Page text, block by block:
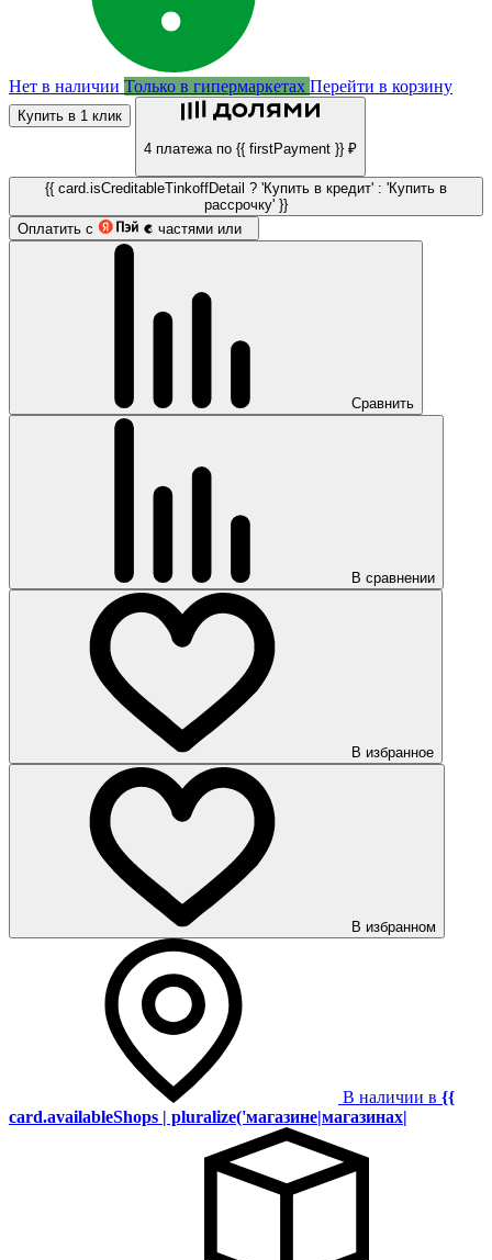
Нет в наличии Только в гипермаркетах Перейти в корзину
Купить в 1 клик
4 платежа по {{ firstPayment }} ₽
{{ card.isCreditableTinkoffDetail ? 'Купить в кредит' : 'Купить в
рассрочку' }}
Оплатить с
частями или
Сравнить
В сравнении
В избранное
В избранном
В наличии в {{
card.availableShops | pluralize('магазине|магазинах|